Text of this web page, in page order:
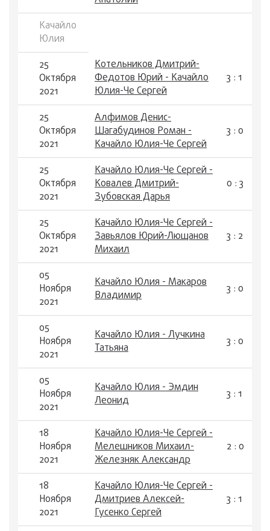
Качайло
Юлия
25
Октября
2021
Котельников Дмитрий-
Федотов Юрий - Качайло
Юлия-Че Сергей
3 : 1
25
Октября
2021
Алфимов Денис-
Шагабудинов Роман -
Качайло Юлия-Че Сергей
3 : 0
25
Октября
2021
Качайло Юлия-Че Сергей -
Ковалев Дмитрий-
Зубовская Дарья
0 : 3
25
Октября
2021
Качайло Юлия-Че Сергей -
Завьялов Юрий-Лющанов
Михаил
3 : 2
05
Ноября
2021
Качайло Юлия - Макаров
Владимир
3 : 0
05
Ноября
2021
Качайло Юлия - Лучкина
Татьяна
3 : 0
05
Ноября
2021
Качайло Юлия - Эмдин
Леонид
3 : 1
18
Ноября
2021
Качайло Юлия-Че Сергей -
Мелешников Михаил-
Железняк Александр
2 : 0
18
Ноября
2021
Качайло Юлия-Че Сергей -
Дмитриев Алексей-
Гусенко Сергей
3 : 1